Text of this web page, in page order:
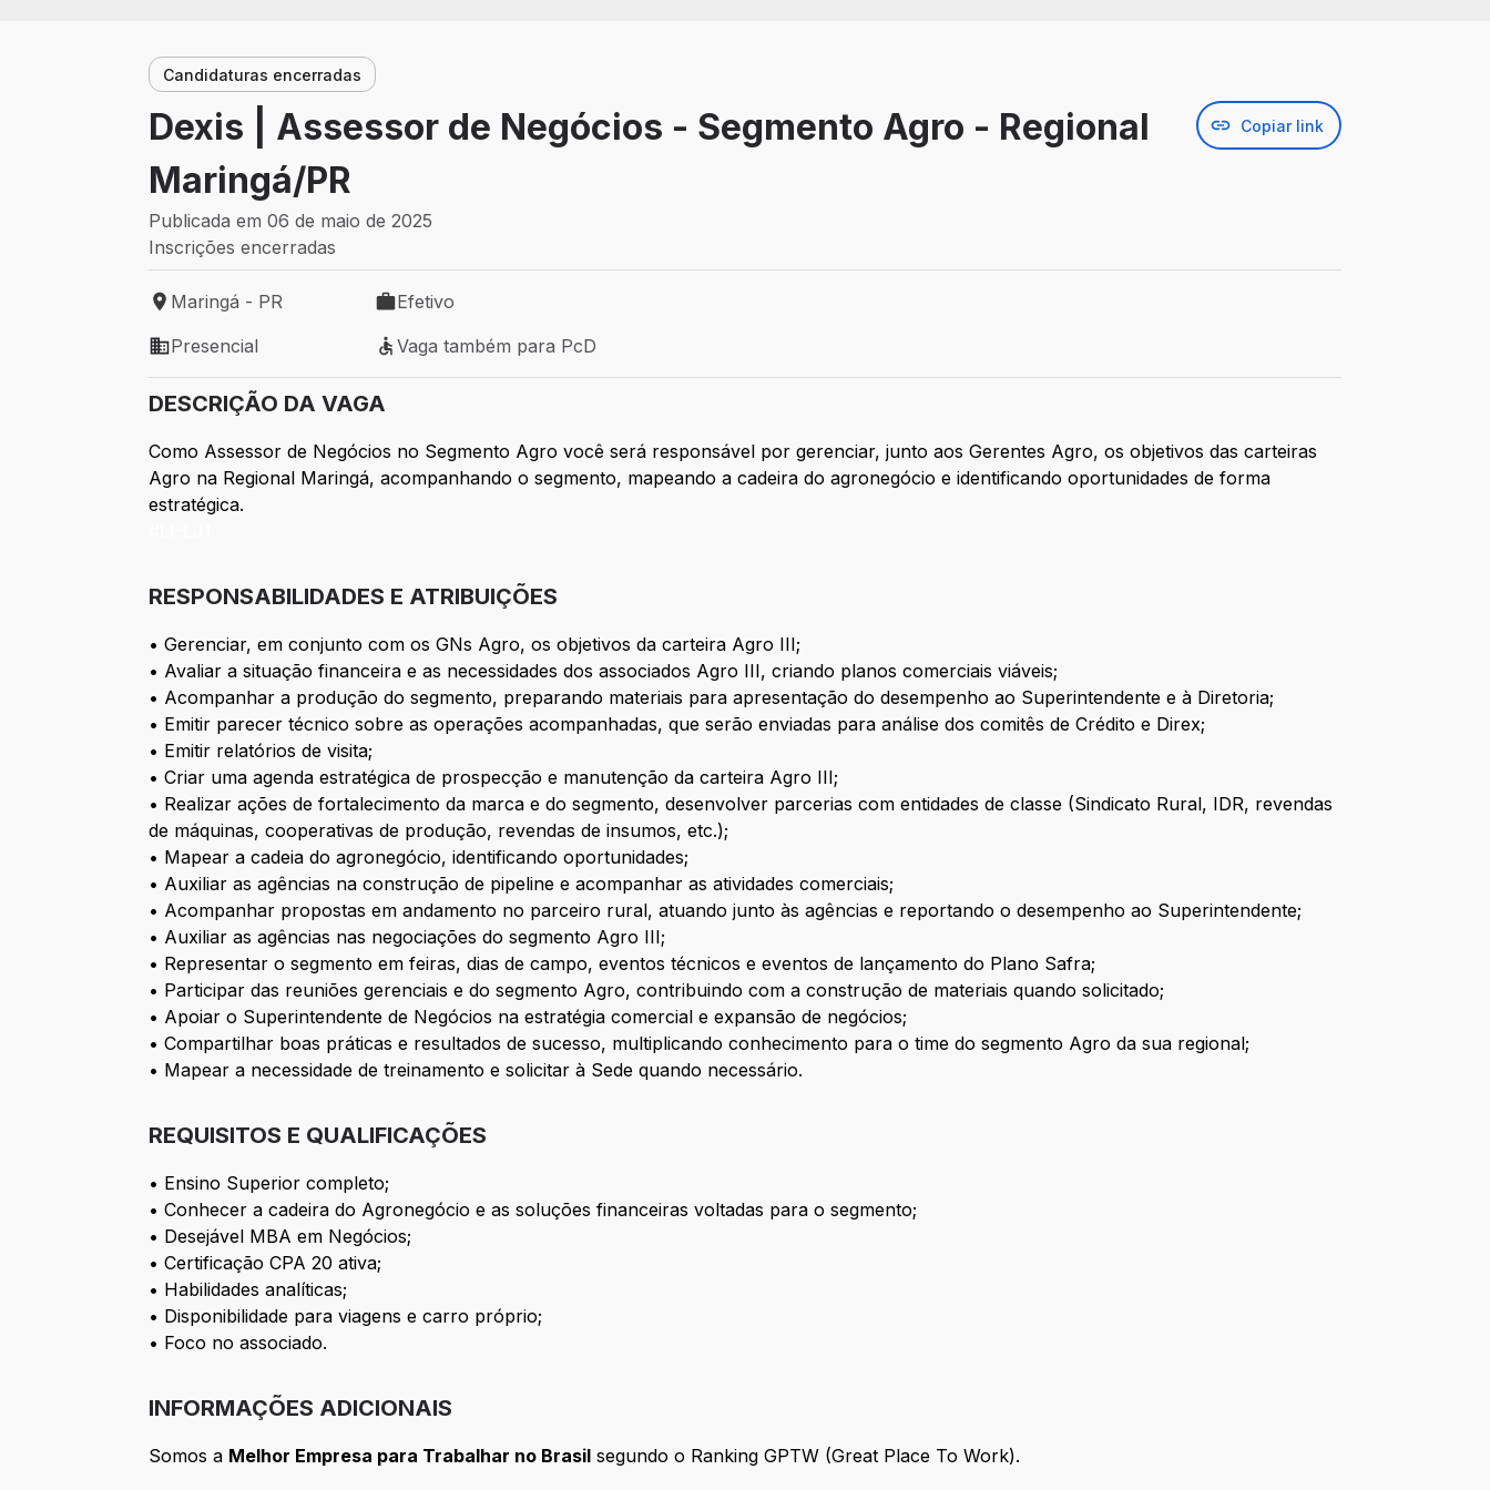
Candidaturas encerradas
Dexis | Assessor de Negócios - Segmento Agro - Regional
Maringá/PR
Copiar link
Publicada em 06 de maio de 2025
Inscrições encerradas
Local de trabalho: Maringá - PR
Maringá - PR
Tipo de vaga: Efetivo
Efetivo
Modelo de trabalho: Presencial
Presencial
Vaga também para PcD
Vaga também para PcD
DESCRIÇÃO DA VAGA
Como Assessor de Negócios no Segmento Agro você será responsável por gerenciar, junto aos Gerentes Agro, os objetivos das carteiras
Agro na Regional Maringá, acompanhando o segmento, mapeando a cadeira do agronegócio e identificando oportunidades de forma
estratégica.
RESPONSABILIDADES E ATRIBUIÇÕES
• Gerenciar, em conjunto com os GNs Agro, os objetivos da carteira Agro III;
• Avaliar a situação financeira e as necessidades dos associados Agro III, criando planos comerciais viáveis;
• Acompanhar a produção do segmento, preparando materiais para apresentação do desempenho ao Superintendente e à Diretoria;
• Emitir parecer técnico sobre as operações acompanhadas, que serão enviadas para análise dos comitês de Crédito e Direx;
• Emitir relatórios de visita;
• Criar uma agenda estratégica de prospecção e manutenção da carteira Agro III;
• Realizar ações de fortalecimento da marca e do segmento, desenvolver parcerias com entidades de classe (Sindicato Rural, IDR, revendas
de máquinas, cooperativas de produção, revendas de insumos, etc.);
• Mapear a cadeia do agronegócio, identificando oportunidades;
• Auxiliar as agências na construção de pipeline e acompanhar as atividades comerciais;
• Acompanhar propostas em andamento no parceiro rural, atuando junto às agências e reportando o desempenho ao Superintendente;
• Auxiliar as agências nas negociações do segmento Agro III;
• Representar o segmento em feiras, dias de campo, eventos técnicos e eventos de lançamento do Plano Safra;
• Participar das reuniões gerenciais e do segmento Agro, contribuindo com a construção de materiais quando solicitado;
• Apoiar o Superintendente de Negócios na estratégia comercial e expansão de negócios;
• Compartilhar boas práticas e resultados de sucesso, multiplicando conhecimento para o time do segmento Agro da sua regional;
• Mapear a necessidade de treinamento e solicitar à Sede quando necessário.
REQUISITOS E QUALIFICAÇÕES
• Ensino Superior completo;
• Conhecer a cadeira do Agronegócio e as soluções financeiras voltadas para o segmento;
• Desejável MBA em Negócios;
• Certificação CPA 20 ativa;
• Habilidades analíticas;
• Disponibilidade para viagens e carro próprio;
• Foco no associado.
INFORMAÇÕES ADICIONAIS
Somos a Melhor Empresa para Trabalhar no Brasil segundo o Ranking GPTW (Great Place To Work).